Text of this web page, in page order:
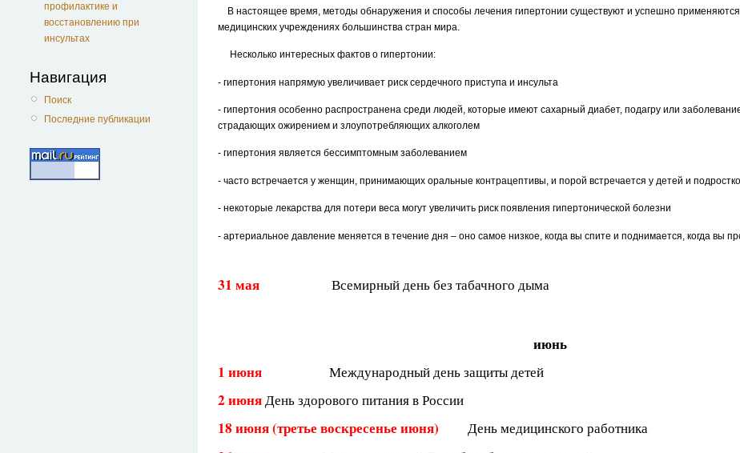
профилактике и
восстановлению при
инсультах
Навигация
Поиск
Последние публикации
В настоящее время, методы обнаружения и способы лечения гипертонии существуют и успешно применяются
медицинских учреждениях большинства стран мира.
Несколько интересных фактов о гипертонии:
- гипертония напрямую увеличивает риск сердечного приступа и инсульта
- гипертония особенно распространена среди людей, которые имеют сахарный диабет, подагру или
страдающих ожирением и злоупотребляющих алкоголем
- гипертония является бессимптомным заболеванием
- часто встречается у женщин, принимающих оральные контрацептивы, и порой встречается у детей и
- некоторые лекарства для потери веса могут увеличить риск появления гипертонической болезни
- артериальное давление меняется в течение дня – оно самое низкое, когда вы спите и поднимается, когда вы
31 мая Всемирный день без табачного дыма
июнь
1 июня
Международный день защиты детей
2 июняДень здорового питания в России
18 июня (третье воскресенье июня) День медицинского работника